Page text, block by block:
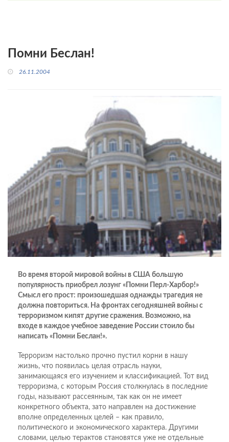
Помни Беслан!
26.11.2004
Во время второй мировой войны в США большую
популярность приобрел лозунг «Помни Перл-Харбор!»
Смысл его прост: произошедшая однажды трагедия не
должна повториться. На фронтах сегодняшней войны с
терроризмом кипят другие сражения. Возможно, на
входе в каждое учебное заведение России стоило бы
написать «Помни Беслан!».
Терроризм настолько прочно пустил корни в нашу
жизнь, что появилась целая отрасль науки,
занимающаяся его изучением и классификацией. Тот вид
терроризма, с которым Россия столкнулась в последние
годы, называют рассеянным, так как он не имеет
конкретного объекта, зато направлен на достижение
вполне определенных целей – как правило,
политического и экономического характера. Другими
словами, целью терактов становятся уже не отдельные